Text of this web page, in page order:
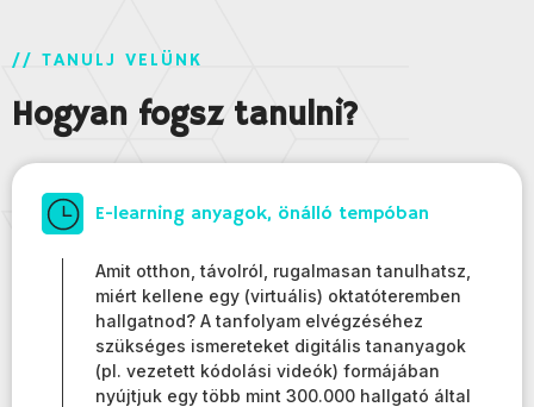
// TANULJ VELÜNK
Hogyan fogsz tanulni?
E-learning anyagok, önálló tempóban
Amit otthon, távolról, rugalmasan tanulhatsz,
miért kellene egy (virtuális) oktatóteremben
hallgatnod? A tanfolyam elvégzéséhez
szükséges ismereteket digitális tananyagok
(pl. vezetett kódolási videók) formájában
nyújtjuk egy több mint 300.000 hallgató által